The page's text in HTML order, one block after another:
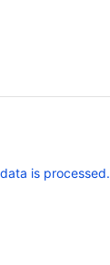
is processed.